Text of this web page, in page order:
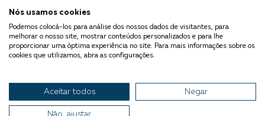
imprensa@fundobrasil.org.br
O Fundo Brasil integra a Rede
Comuá - Filantropia que
© 2026 Fundo Brasil.
Todos os direitos reservados
Nós usamos cookies
Podemos colocá-los para análise dos nossos dados de visitantes, para
melhorar o nosso site, mostrar conteúdos personalizados e para lhe
proporcionar uma óptima experiência no site. Para mais informações sobre os
cookies que utilizamos, abra as configurações.
Aceitar todos Negar
Não, ajustar